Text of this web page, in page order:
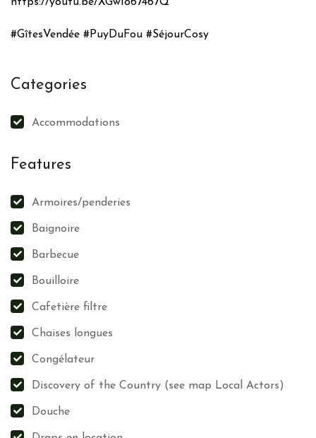
#GîtesVendée #PuyDuFou #SéjourCosy
Categories
Accommodations
Features
Armoires/penderies
Baignoire
Barbecue
Bouilloire
Cafetière filtre
Chaises longues
Congélateur
Discovery of the Country (see map Local Actors)
Douche